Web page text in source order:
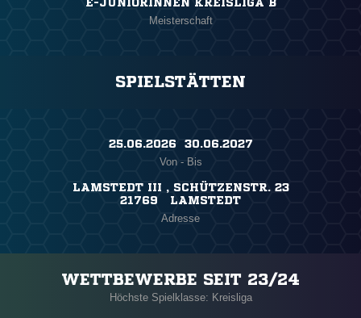
E-JUNIORINNEN KREISLIGA B
Meisterschaft
SPIELSTÄTTEN
25.06.2026 ​ 30.06.2027
Von - Bis
LAMSTEDT III , SCHÜTZENSTR. 23
21769 LAMSTEDT
Adresse
WETTBEWERBE SEIT 23/24
Höchste Spielklasse: Kreisliga